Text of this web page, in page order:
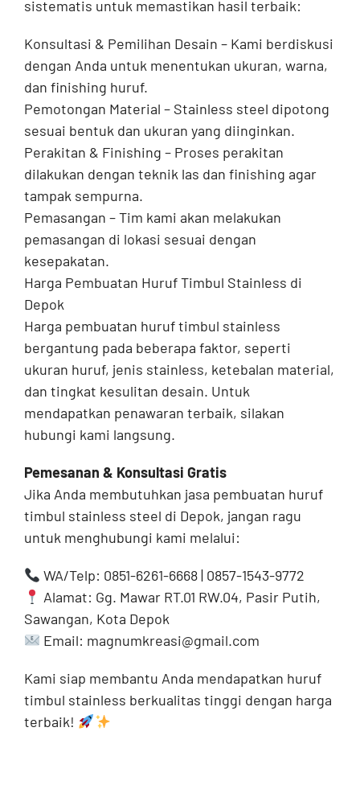
sistematis untuk memastikan hasil terbaik:
Konsultasi & Pemilihan Desain – Kami berdiskusi
dengan Anda untuk menentukan ukuran, warna,
dan finishing huruf.
Pemotongan Material – Stainless steel dipotong
sesuai bentuk dan ukuran yang diinginkan.
Perakitan & Finishing – Proses perakitan
dilakukan dengan teknik las dan finishing agar
tampak sempurna.
Pemasangan – Tim kami akan melakukan
pemasangan di lokasi sesuai dengan
kesepakatan.
Harga Pembuatan Huruf Timbul Stainless di
Depok
Harga pembuatan huruf timbul stainless
bergantung pada beberapa faktor, seperti
ukuran huruf, jenis stainless, ketebalan material,
dan tingkat kesulitan desain. Untuk
mendapatkan penawaran terbaik, silakan
hubungi kami langsung.
Pemesanan & Konsultasi Gratis
Jika Anda membutuhkan jasa pembuatan huruf
timbul stainless steel di Depok, jangan ragu
untuk menghubungi kami melalui:
WA/Telp: 0851-6261-6668 | 0857-1543-9772
Alamat: Gg. Mawar RT.01 RW.04, Pasir Putih,
Sawangan, Kota Depok
Email: magnumkreasi@gmail.com
Kami siap membantu Anda mendapatkan huruf
timbul stainless berkualitas tinggi dengan harga
terbaik!